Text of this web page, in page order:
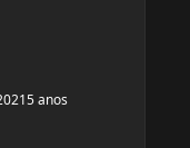
5 anos